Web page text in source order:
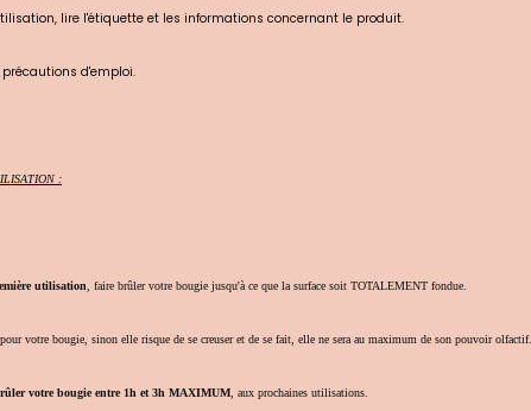
lire l'étiquette et les informations concernant le produit.
précautions d'emploi.
:
utilisation , faire brûler votre bougie jusqu'à ce que la surface soit TOTALEMENT fondue.
votre bougie, sinon elle risque de se creuser et de se fait, elle ne sera au maximum de son pouvoir olfactif.
votre bougie entre 1h et 3h MAXIMUM , aux prochaines utilisations.